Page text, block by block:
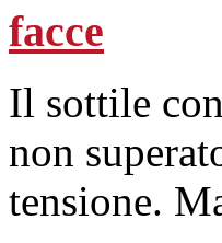
facce
Il sottile
non
tensione.